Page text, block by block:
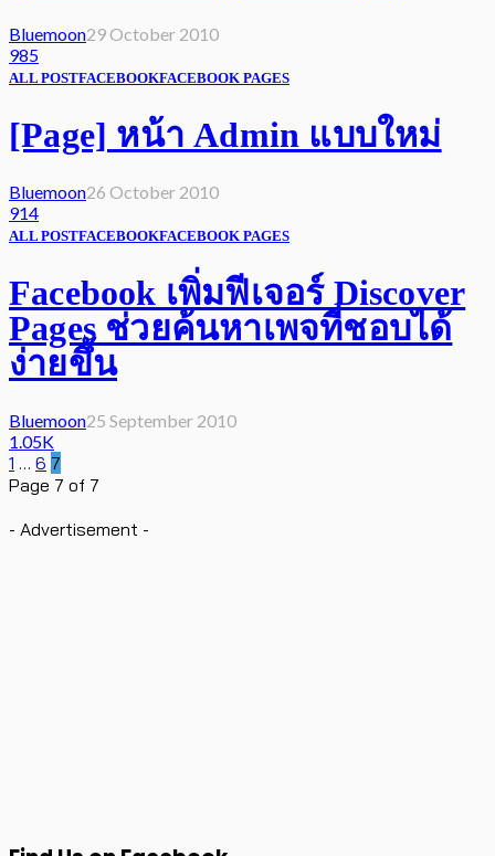
Bluemoon29 October 2010
985
ALL POSTFACEBOOKFACEBOOK PAGES
[Page] หน้า Admin แบบใหม่
Bluemoon26 October 2010
914
ALL POSTFACEBOOKFACEBOOK PAGES
Facebook เพิ่มฟีเจอร์ Discover
Pages ช่วยค้นหาเพจที่ชอบได้
ง่ายขึ้น
Bluemoon25 September 2010
1.05K
1 … 6 7
Page 7 of 7
- Advertisement -